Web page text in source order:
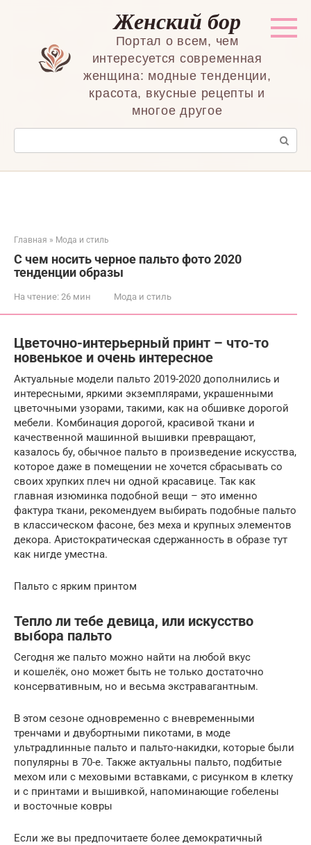
Женский бор
Портал о всем, чем
интересуется современная
женщина: модные тенденции,
красота, вкусные рецепты и
многое другое
Поиск:
Главная » Мода и стиль
C чем носить черное пальто фото 2020
тенденции образы
На чтение: 26 мин Мода и стиль
Цветочно-интерьерный принт – что-то
новенькое и очень интересное
Актуальные модели пальто 2019-2020 дополнились и
интересными, яркими экземплярами, украшенными
цветочными узорами, такими, как на обшивке дорогой
мебели. Комбинация дорогой, красивой ткани и
качественной машинной вышивки превращают,
казалось бу, обычное пальто в произведение искусства,
которое даже в помещении не хочется сбрасывать со
своих хрупких плеч ни одной красавице. Так как
главная изюминка подобной вещи – это именно
фактура ткани, рекомендуем выбирать подобные пальто
в классическом фасоне, без меха и крупных элементов
декора. Аристократическая сдержанность в образе тут
как нигде уместна.
Пальто с ярким принтом
Тепло ли тебе девица, или искусство
выбора пальто
Сегодня же пальто можно найти на любой вкус
и кошелёк, оно может быть не только достаточно
консервативным, но и весьма экстравагантным.
В этом сезоне одновременно с вневременными
тренчами и двубортными пикотами, в моде
ультрадлинные пальто и пальто-накидки, которые были
популярны в 70-е. Также актуальны пальто, подбитые
мехом или с меховыми вставками, с рисунком в клетку
и с принтами и вышивкой, напоминающие гобелены
и восточные ковры
Если же вы предпочитаете более демократичный